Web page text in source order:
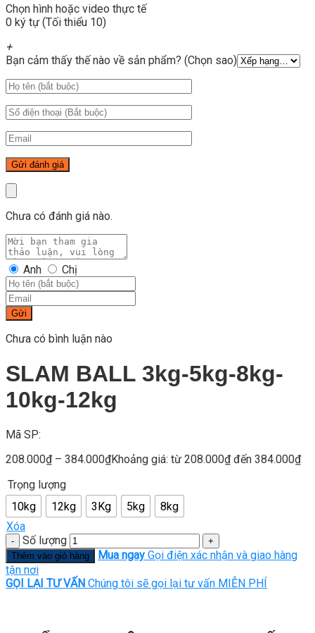
Chọn hình hoặc video thực tế
0 ký tự (Tối thiểu 10)
+
Bạn cảm thấy thế nào về sản phẩm? (Chọn sao)
Chưa có đánh giá nào.
Anh Chị
Gửi
Chưa có bình luận nào
SLAM BALL 3kg-5kg-8kg-
10kg-12kg
Mã SP:
208.000₫ – 384.000₫Khoảng giá: từ 208.000₫ đến 384.000₫
Trọng lượng
10kg
12kg 3Kg 5kg
8kg
Xóa
Số lượng
Thêm vào giỏ hàng Mua ngay Gọi điện xác nhận và giao hàng
tận nơi
GỌI LẠI TƯ VẤN Chúng tôi sẽ gọi lại tư vấn MIỄN PHÍ